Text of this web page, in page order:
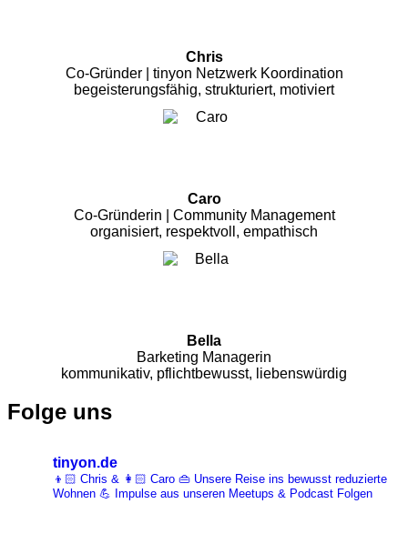
Chris
Co-Gründer | tinyon Netzwerk Koordination
begeisterungsfähig, strukturiert, motiviert
Caro
Co-Gründerin | Community Management
organisiert, respektvoll, empathisch
Bella
Barketing Managerin
kommunikativ, pflichtbewusst, liebenswürdig
Folge uns
tinyon.de
👦🏻 Chris & 👩🏻 Caro 👜 Unsere Reise ins bewusst reduzierte
Wohnen 💪 Impulse aus unseren Meetups & Podcast Folgen